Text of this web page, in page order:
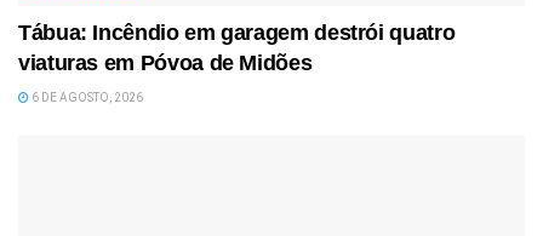
Tábua: Incêndio em garagem destrói quatro
viaturas em Póvoa de Midões
6 DE AGOSTO, 2026